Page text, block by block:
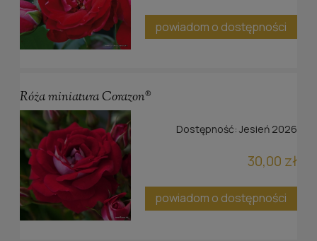
powiadom o dostępności
Róża miniatura Corazon®
Dostępność: Jesień 2026
30,00 zł
powiadom o dostępności